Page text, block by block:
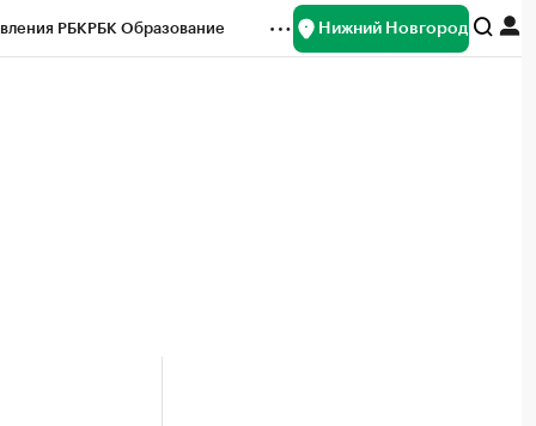
РБКРБК Образование Нижний Новгород